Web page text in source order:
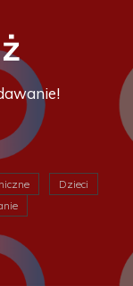
Dzieci